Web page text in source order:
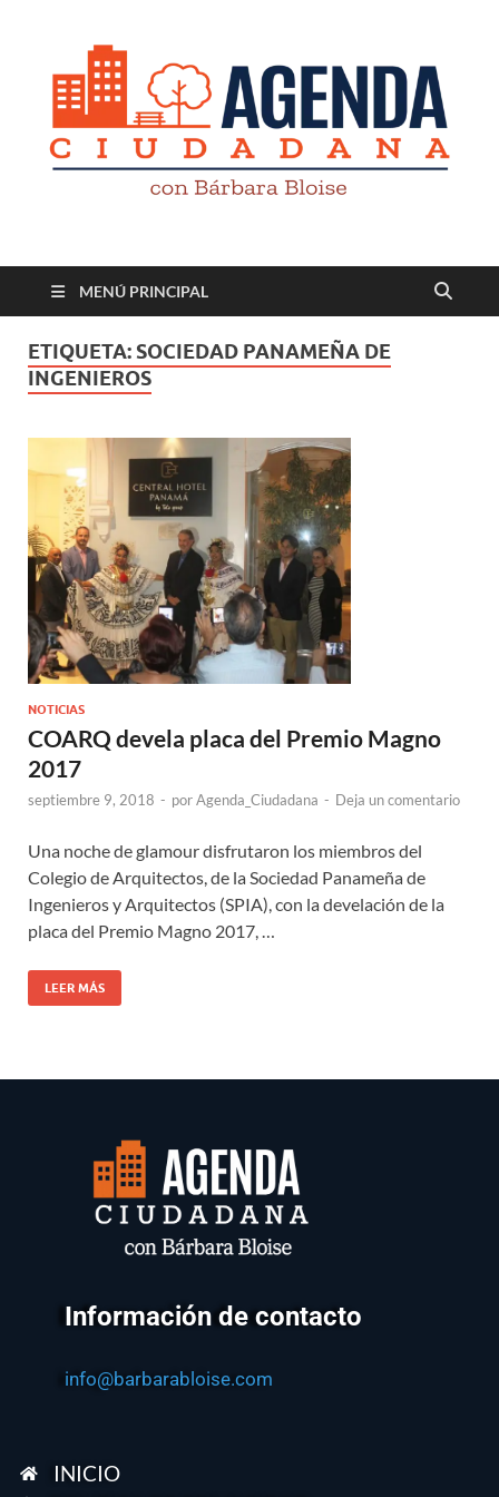
Revista digital
MENÚ PRINCIPAL
ETIQUETA: SOCIEDAD PANAMEÑA DE
INGENIEROS
NOTICIAS
COARQ devela placa del Premio Magno
2017
septiembre 9, 2018 - porAgenda_Ciudadana - Deja un comentario
Una noche de glamour disfrutaron los miembros del
Colegio de Arquitectos, de la Sociedad Panameña de
Ingenieros y Arquitectos (SPIA), con la develación de la
placa del Premio Magno 2017, …
LEER MÁS
Información de contacto
info@barbarabloise.com
INICIO